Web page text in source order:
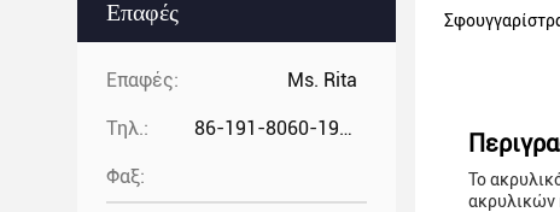
Επαφές
Επαφές: Ms. Rita
Τηλ.: 86-191-8060-1981
Φαξ:
Το
ακρυλικών